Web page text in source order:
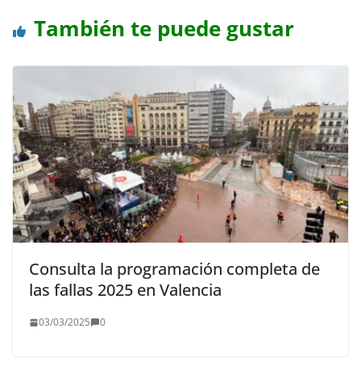
También te puede gustar
Consulta la programación completa de
las fallas 2025 en Valencia
03/03/2025 0